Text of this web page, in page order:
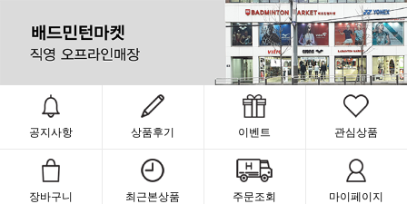
공지사항 상품후기 이벤트 관심상품
장바구니 최근본상품 주문조회 마이페이지